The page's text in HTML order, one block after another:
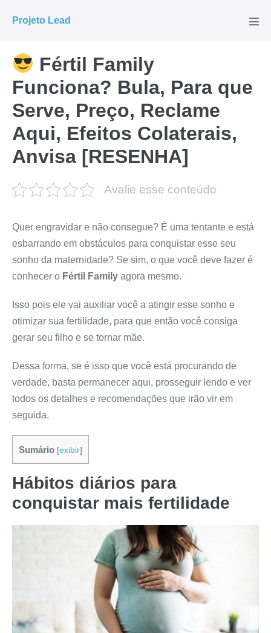
para
conteúdo
Projeto Lead
Fértil Family
Funciona? Bula, Para que
Serve, Preço, Reclame
Aqui, Efeitos Colaterais,
Anvisa [RESENHA]
Avalie esse conteúdo
Quer engravidar e não consegue? É uma tentante e está
esbarrando em obstáculos para conquistar esse seu
sonho da maternidade? Se sim, o que você deve fazer é
conhecer o Fértil Family agora mesmo.
Isso pois ele vai auxiliar você a atingir esse sonho e
otimizar sua fertilidade, para que então você consiga
gerar seu filho e se tornar mãe.
Dessa forma, se é isso que você está procurando de
verdade, basta permanecer aqui, prosseguir lendo e ver
todos os detalhes e recomendações que irão vir em
seguida.
Sumário [exibir]
Hábitos diários para
conquistar mais fertilidade